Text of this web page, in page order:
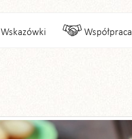
Wskazówki Współpraca